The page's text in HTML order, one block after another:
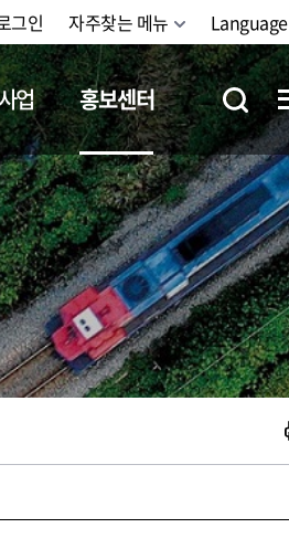
그인 자주찾는 메뉴 Language
업 홍보센터
철도체험